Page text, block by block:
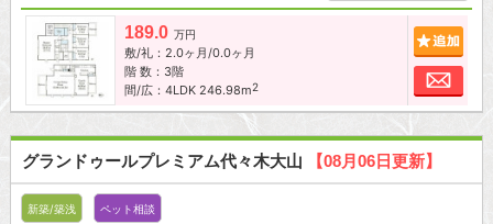
189.0 万円
敷/礼：2.0ヶ月/0.0ヶ月
階 数：3階
間/広：4LDK 246.98m2
お
グランドゥールプレミアム代々木大山 【08月06日更新】
新築/築浅 ペット相談